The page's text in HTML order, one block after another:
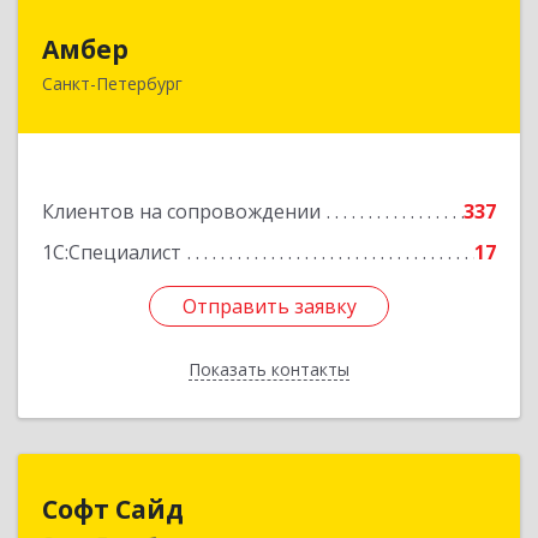
Амбер
Санкт-Петербург
Клиентов на сопровождении
337
1С:Специалист
17
Отправить заявку
Показать контакты
191119, Санкт-Петербург г, Правды ул, дом №
Отправить заявку
Назад
Софт Сайд